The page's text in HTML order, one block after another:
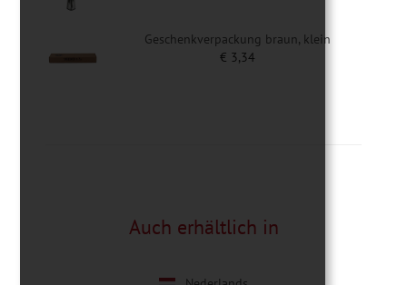
Geschenkverpackung braun, klein
€ 3,34
Auch erhältlich in